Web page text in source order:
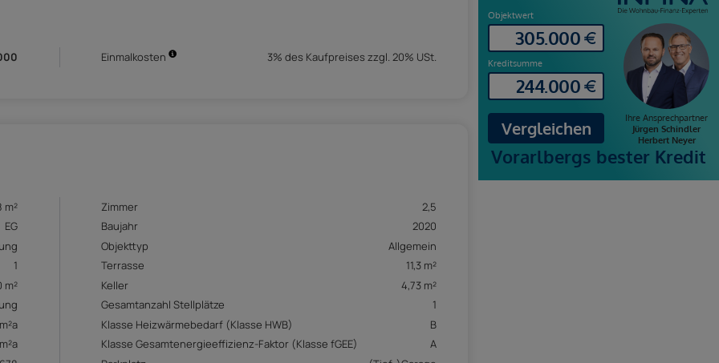
Einmalkosten 3% des Kaufpreises zzgl. 20% USt.
m² Zimmer
2,5
EG Baujahr
2020
Objekttyp
Allgemein
1 Terrasse
11,3 m²
m² Keller
4,73 m²
Gesamtanzahl Stellplätze
1
Klasse Heizwärmebedarf (Klasse HWB)
B
Klasse Gesamtenergieeffizienz-Faktor (Klasse fGEE)
A